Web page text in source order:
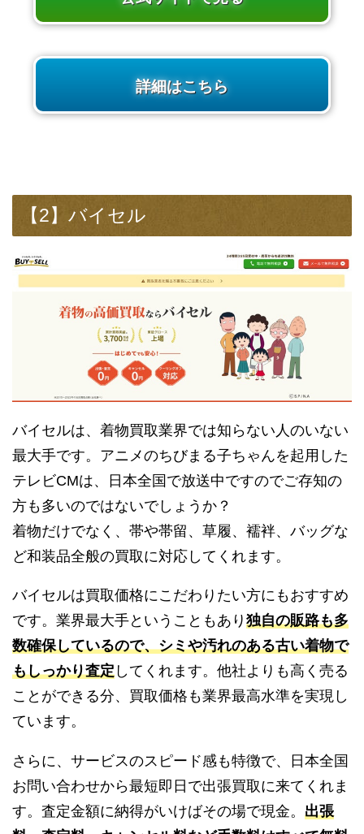
詳細はこちら
【2】バイセル
バイセルは、着物買取業界では知らない人のいない
最大手です。アニメのちびまる子ちゃんを起用した
テレビCMは、日本全国で放送中ですのでご存知の
方も多いのではないでしょうか？
着物だけでなく、帯や帯留、草履、襦袢、バッグな
ど和装品全般の買取に対応してくれます。
バイセルは買取価格にこだわりたい方にもおすすめ
です。業界最大手ということもあり 独自の販路も多
数確保しているので、シミや汚れのある古い着物で
もしっかり査定 してくれます。他社よりも高く売る
ことができる分、買取価格も業界最高水準を実現し
ています。
さらに、サービスのスピード感も特徴で、日本全国
お問い合わせから最短即日で出張買取に来てくれま
す。査定金額に納得がいけばその場で現金。 出張